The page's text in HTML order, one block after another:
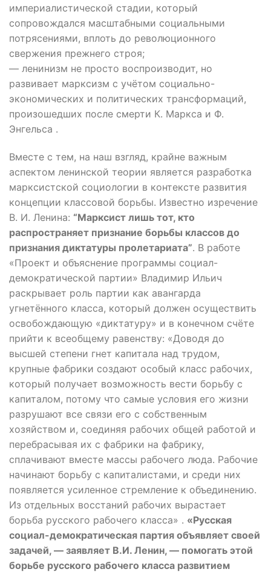
империалистической стадии, который
сопровождался масштабными социальными
потрясениями, вплоть до революционного
свержения прежнего строя;
— ленинизм не просто воспроизводит, но
развивает марксизм с учётом социально-
экономических и политических трансформаций,
произошедших после смерти К. Маркса и Ф.
Энгельса .
Вместе с тем, на наш взгляд, крайне важным
аспектом ленинской теории является разработка
марксистской социологии в контексте развития
концепции классовой борьбы. Известно изречение
В. И. Ленина: “Марксист лишь тот, кто
распространяет признание борьбы классов до
признания диктатуры пролетариата”. В работе
«Проект и объяснение программы социал-
демократической партии» Владимир Ильич
раскрывает роль партии как авангарда
угнетённого класса, который должен осуществить
освобождающую «диктатуру» и в конечном счёте
прийти к всеобщему равенству: «Доводя до
высшей степени гнет капитала над трудом,
крупные фабрики создают особый класс рабочих,
который получает возможность вести борьбу с
капиталом, потому что самые условия его жизни
разрушают все связи его с собственным
хозяйством и, соединяя рабочих общей работой и
перебрасывая их с фабрики на фабрику,
сплачивают вместе массы рабочего люда. Рабочие
начинают борьбу с капиталистами, и среди них
появляется усиленное стремление к объединению.
Из отдельных восстаний рабочих вырастает
борьба русского рабочего класса» . «Русская
социал-демократическая партия объявляет своей
задачей, — заявляет В.И. Ленин, — помогать этой
борьбе русского рабочего класса развитием